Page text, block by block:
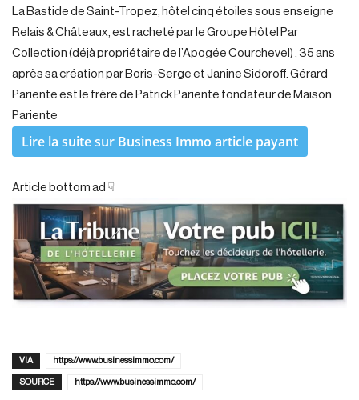
La Bastide de Saint-Tropez, hôtel cinq étoiles sous enseigne
Relais & Châteaux, est racheté par le Groupe Hôtel Par
Collection (déjà propriétaire de l’Apogée Courchevel) , 35 ans
après sa création par Boris-Serge et Janine Sidoroff. Gérard
Pariente est le frère de Patrick Pariente fondateur de Maison
Pariente
Lire la suite sur Business Immo article payant
Article bottom ad ☟
VIA https://www.businessimmo.com/
SOURCE https://www.businessimmo.com/